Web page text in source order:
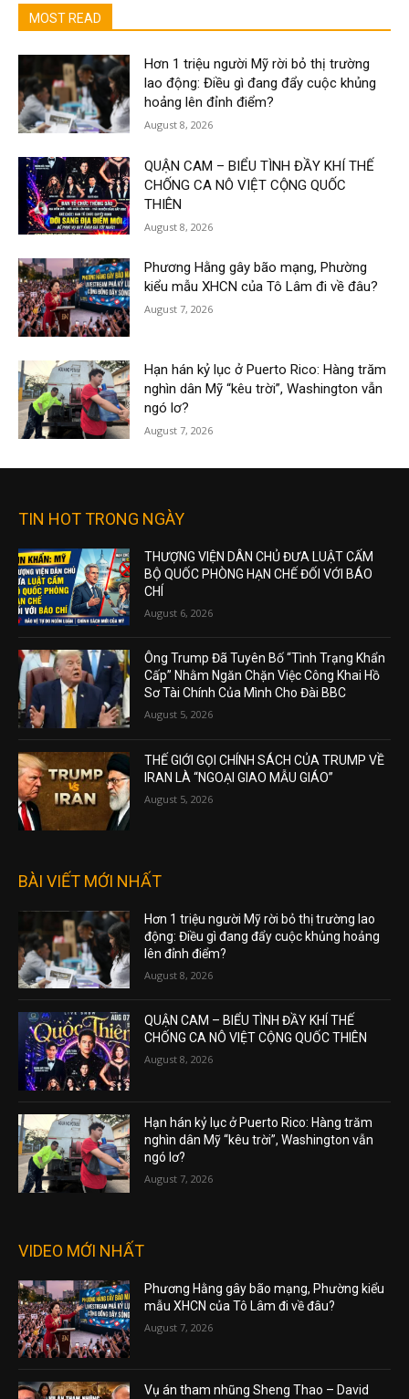
MOST READ
Hơn 1 triệu người Mỹ rời bỏ thị trường
lao động: Điều gì đang đẩy cuộc khủng
hoảng lên đỉnh điểm?
August 8, 2026
QUẬN CAM – BIỂU TÌNH ĐẦY KHÍ THẾ
CHỐNG CA NÔ VIỆT CỘNG QUỐC
THIÊN
August 8, 2026
Phương Hằng gây bão mạng, Phường
kiểu mẫu XHCN của Tô Lâm đi về đâu?
August 7, 2026
Hạn hán kỷ lục ở Puerto Rico: Hàng trăm
nghìn dân Mỹ “kêu trời”, Washington vẫn
ngó lơ?
August 7, 2026
TIN HOT TRONG NGÀY
THƯỢNG VIỆN DÂN CHỦ ĐƯA LUẬT CẤM
BỘ QUỐC PHÒNG HẠN CHẾ ĐỐI VỚI BÁO
CHÍ
August 6, 2026
Ông Trump Đã Tuyên Bố “Tình Trạng Khẩn
Cấp” Nhằm Ngăn Chặn Việc Công Khai Hồ
Sơ Tài Chính Của Mình Cho Đài BBC
August 5, 2026
THẾ GIỚI GỌI CHÍNH SÁCH CỦA TRUMP VỀ
IRAN LÀ “NGOẠI GIAO MẪU GIÁO”
August 5, 2026
BÀI VIẾT MỚI NHẤT
Hơn 1 triệu người Mỹ rời bỏ thị trường lao
động: Điều gì đang đẩy cuộc khủng hoảng
lên đỉnh điểm?
August 8, 2026
QUẬN CAM – BIỂU TÌNH ĐẦY KHÍ THẾ
CHỐNG CA NÔ VIỆT CỘNG QUỐC THIÊN
August 8, 2026
Hạn hán kỷ lục ở Puerto Rico: Hàng trăm
nghìn dân Mỹ “kêu trời”, Washington vẫn
ngó lơ?
August 7, 2026
VIDEO MỚI NHẤT
Phương Hằng gây bão mạng, Phường kiểu
mẫu XHCN của Tô Lâm đi về đâu?
August 7, 2026
Vụ án tham nhũng Sheng Thao – David